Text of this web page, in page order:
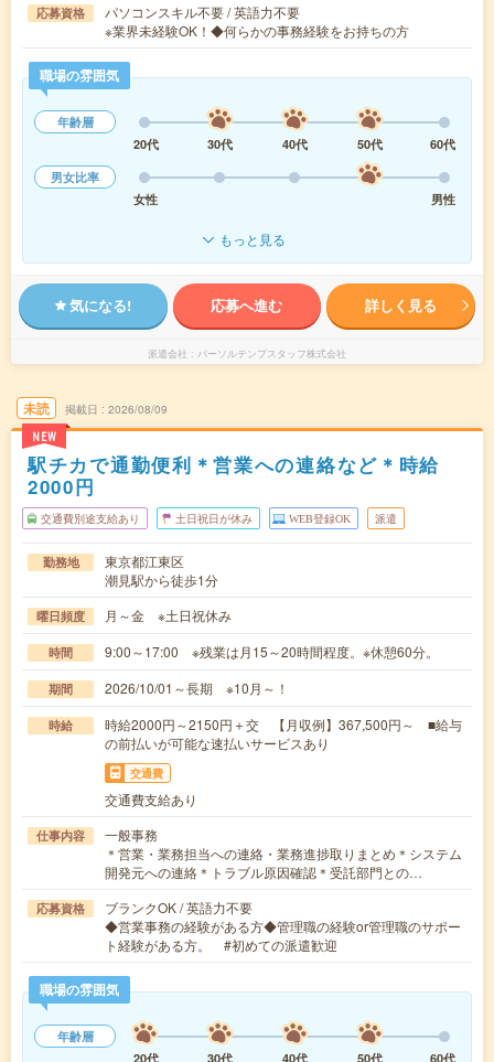
応募資格
パソコンスキル不要 / 英語力不要
※業界未経験OK！◆何らかの事務経験をお持ちの方
職場の雰囲気
年齢層
20代
30代 40代 50代
60代
男女比率
女性
男性
もっと見る
気になる! 応募へ進む 詳しく見る
派遣会社 パーソルテンプスタッフ株式会社
未読
NEW
掲載日 2026/08/09
駅チカで通勤便利＊営業への連絡など＊時給
2000円
交通費別途支給あり 土日祝日が休み WEB登録OK 派遣
勤務地
東京都江東区
潮見駅から徒歩1分
曜日頻度 月～金 ※土日祝休み
時間 9:00～17:00 ※残業は月15～20時間程度。※休憩60分。
期間 2026/10/01～長期 ※10月～！
時給
時給2000円～2150円＋交 【月収例】367,500円～ ■給与
の前払いが可能な速払いサービスあり
交通費
交通費支給あり
仕事内容
一般事務
＊営業・業務担当への連絡・業務進捗取りまとめ＊システム
開発元への連絡＊トラブル原因確認＊受託部門との…
応募資格
ブランクOK / 英語力不要
◆営業事務の経験がある方◆管理職の経験or管理職のサポー
ト経験がある方。 #初めての派遣歓迎
職場の雰囲気
年齢層
20代
30代 40代 50代
60代